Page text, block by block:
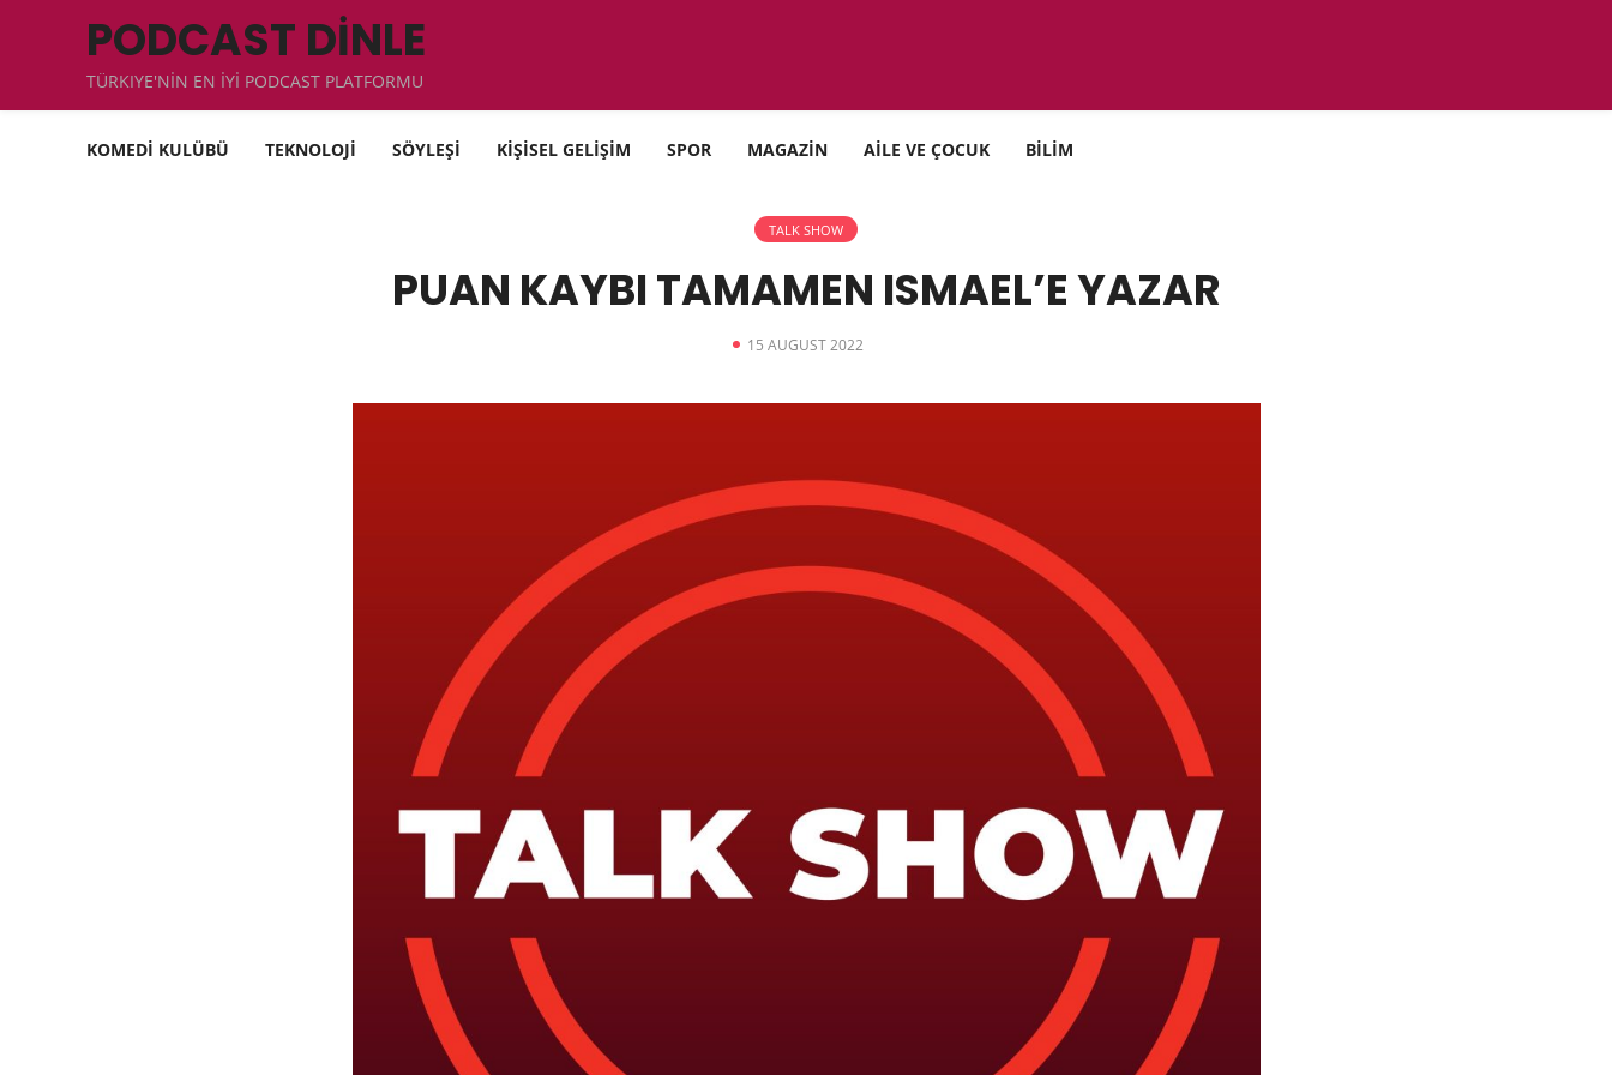
PODCAST DİNLE
TÜRKIYE'NİN EN İYİ PODCAST PLATFORMU
KOMEDİ KULÜBÜ TEKNOLOJİ SÖYLEŞİ KİŞİSEL GELİŞİM SPOR MAGAZİN AİLE VE ÇOCUK BİLİM
TALK SHOW
PUAN KAYBI TAMAMEN ISMAEL’E YAZAR
15 AUGUST 2022